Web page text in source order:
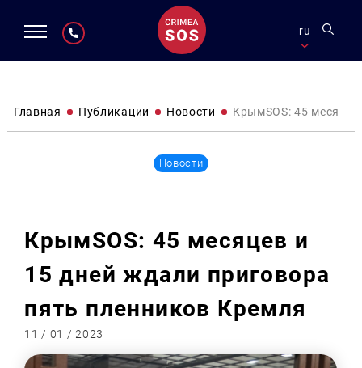
ru
Главная Публикации Новости КрымSOS: 45
Новости
КрымSOS: 45 месяцев и
15 дней ждали приговора
пять пленников Кремля
11 / 01 / 2023